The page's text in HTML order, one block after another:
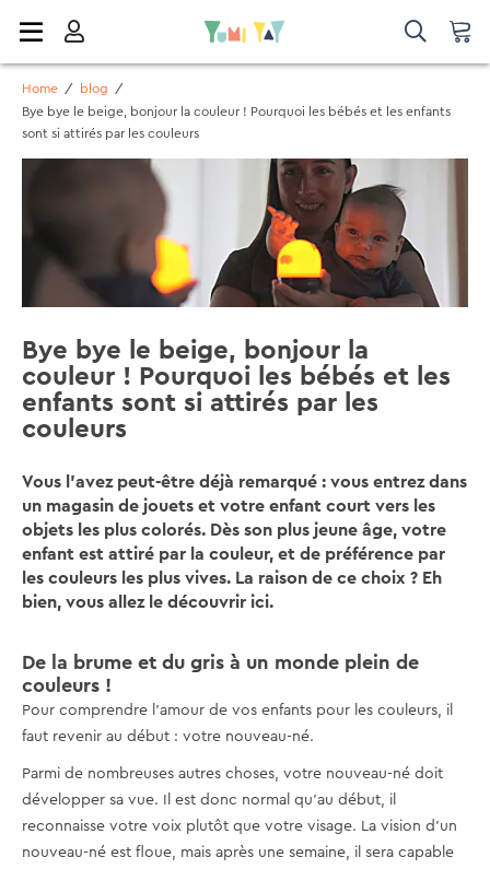
Home / blog
/
Bye bye le beige, bonjour la couleur ! Pourquoi les bébés et les enfants
sont si attirés par les couleurs
Bye bye le beige, bonjour la
couleur ! Pourquoi les bébés et les
enfants sont si attirés par les
couleurs
Vous l'avez peut-être déjà remarqué : vous entrez dans
un magasin de jouets et votre enfant court vers les
objets les plus colorés. Dès son plus jeune âge, votre
enfant est attiré par la couleur, et de préférence par
les couleurs les plus vives. La raison de ce choix ? Eh
bien, vous allez le découvrir ici.
De la brume et du gris à un monde plein de
couleurs !
Pour comprendre l'amour de vos enfants pour les couleurs, il
faut revenir au début : votre nouveau-né.
Parmi de nombreuses autres choses, votre nouveau-né doit
développer sa vue. Il est donc normal qu'au début, il
reconnaisse votre voix plutôt que votre visage. La vision d'un
nouveau-né est floue, mais après une semaine, il sera capable